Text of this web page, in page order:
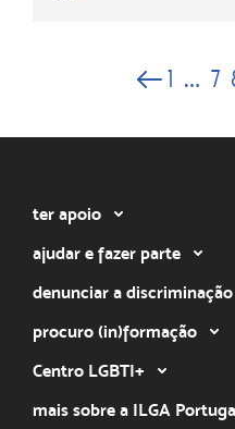
1 … 7
ter apoio
ajudar e fazer parte
denunciar a discriminação
procuro (in)formação
Centro LGBTI+
mais sobre a ILGA